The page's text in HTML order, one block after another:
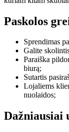
Paskolos
Sprendimas
Galite
Paraiška
biurą;
Sutartis
Lojaliems
nuolaidos;
Dažniausiai